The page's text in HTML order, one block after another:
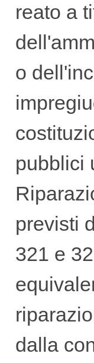
reato a
o
pubblici
previsti
321 e
dalla